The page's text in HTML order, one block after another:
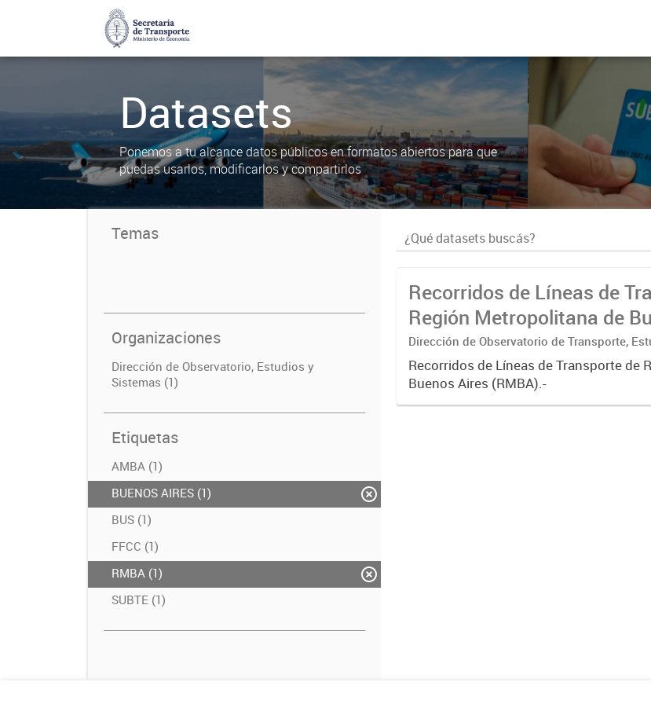
Datasets
Ponemos a tu alcance datos públicos en formatos abiertos para que
puedas usarlos, modificarlos y compartirlos
Temas
Organizaciones
Dirección de Observatorio, Estudios y
Sistemas (1)
Etiquetas
AMBA (1)
BUENOS AIRES (1)
BUS (1)
FFCC (1)
RMBA (1)
SUBTE (1)
Recorridos de Líneas de
Región Metropolitana de
(RMBA)
Dirección de Observatorio de Transporte,
Recorridos de Líneas de Transporte de
Buenos Aires (RMBA).-